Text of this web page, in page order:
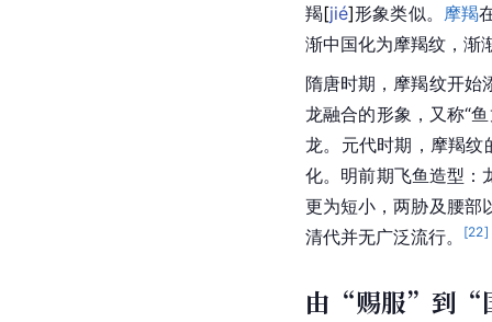
羯[jié]形象类似。 摩羯
渐中国化为摩羯纹，渐
隋唐时期 ，摩羯纹开
龙融合的形象，又称“
龙。元代时期，摩羯纹
化。明前期飞鱼造型：
更为短小，两胁及腰部
清代并无广泛流行。
[22]
由“赐服”到“